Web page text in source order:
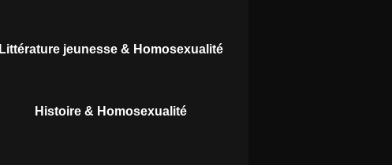
Littérature jeunesse & Homosexualité
Histoire & Homosexualité